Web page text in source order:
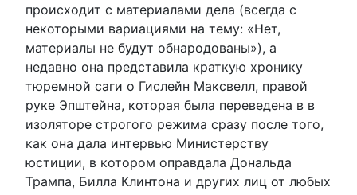
происходит с материалами дела (всегда с
некоторыми вариациями на тему: «Нет,
материалы не будут обнародованы»), а
недавно она представила краткую хронику
тюремной саги о Гислейн Максвелл, правой
руке Эпштейна, которая была переведена в в
изоляторе строгого режима сразу после того,
как она дала интервью Министерству
юстиции, в котором оправдала Дональда
Трампа, Билла Клинтона и других лиц от любых